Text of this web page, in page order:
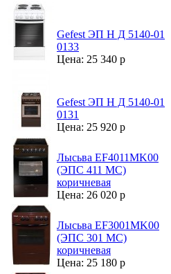
Gefest ЭП Н Д 5140-01
0133
Цена: 25 340 р
Gefest ЭП Н Д 5140-01
0131
Цена: 25 920 р
Лысьва EF4011MK00
(ЭПС 411 МС)
коричневая
Цена: 26 020 р
Лысьва EF3001MK00
(ЭПС 301 МС)
коричневая
Цена: 25 180 р